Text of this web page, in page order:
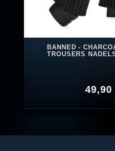
BANNED -
TROUSERS
49,90